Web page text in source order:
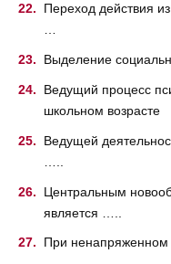
Переход действия
…
Выделение
Ведущий процесс
школьном возрасте
Ведущей
Центральным
является …..
При